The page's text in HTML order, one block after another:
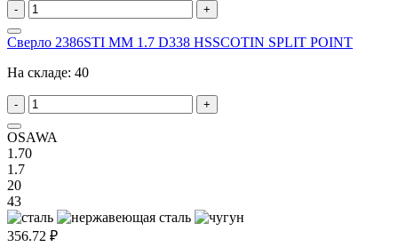
- +
Сверло 2386STI MM 1.7 D338 HSSCOTIN SPLIT POINT
На складе: 40
- +
OSAWA
1.70
1.7
20
43
356.72 ₽